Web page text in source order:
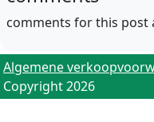
comments for this post
Algemene
Copyright 2026